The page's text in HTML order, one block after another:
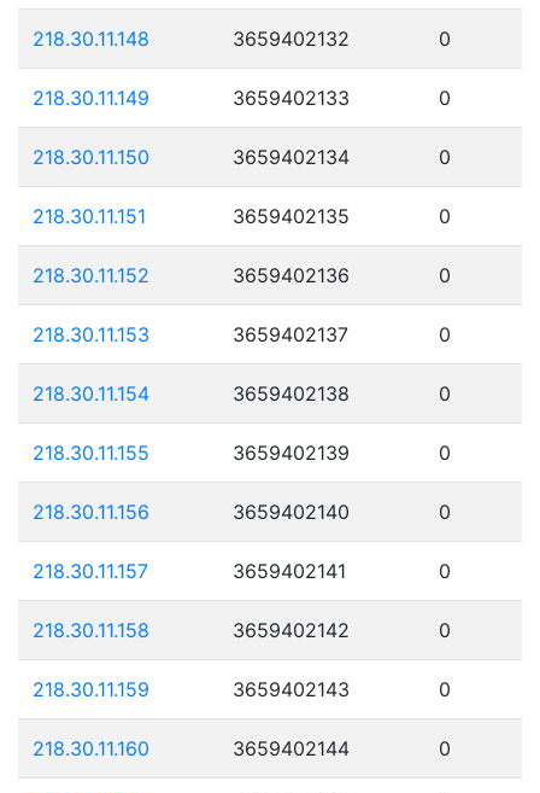
218.30.11.148 3659402132 0
218.30.11.149 3659402133 0
218.30.11.150 3659402134 0
218.30.11.151 3659402135 0
218.30.11.152 3659402136 0
218.30.11.153 3659402137 0
218.30.11.154 3659402138 0
218.30.11.155 3659402139 0
218.30.11.156 3659402140 0
218.30.11.157 3659402141 0
218.30.11.158 3659402142 0
218.30.11.159 3659402143 0
218.30.11.160 3659402144 0